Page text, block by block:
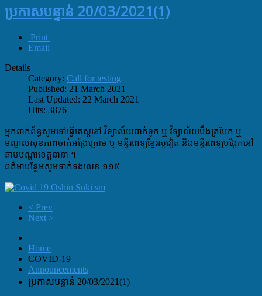
ប្រកាសបន្ទាន់ 20/03/2021(1)
Print
Email
Details
Category: Call for testing
Published: 21 March 2021
Last Updated: 22 March 2021
Hits: 3876
អ្នកពាក់ព័ន្ធសូមទៅធ្វេីតេស្តនៅ​ វិទ្យាល័យ​បាក់ទូក​ ឬ​ វិទ្យាល័យ​បឹង​ត្របែក​ ឬ
មណ្ឌលសុខភាពចាក់អង្រែក្រោម​ ឬ មន្ទីរ​ពេទ្យខ្មែរសូវៀត​ និងមន្ទីរពេទ្យបង្អែកនៅ
តាមបណ្តាខេត្តនានា​ ។
ពត៌មា​បន្ថែមសូមទាក់ទងលេខ​ ១១៥
< Prev
Next >
Home
COVID-19
Announcements
ប្រកាសបន្ទាន់ 20/03/2021(1)